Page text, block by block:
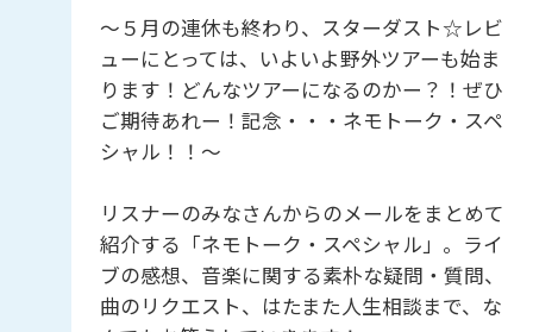
～５月の連休も終わり、スターダスト☆レビ
ューにとっては、いよいよ野外ツアーも始ま
ります！どんなツアーになるのかー？！ぜひ
ご期待あれー！記念・・・ネモトーク・スペ
シャル！！～
リスナーのみなさんからのメールをまとめて
紹介する「ネモトーク・スペシャル」。ライ
ブの感想、音楽に関する素朴な疑問・質問、
曲のリクエスト、はたまた人生相談まで、な